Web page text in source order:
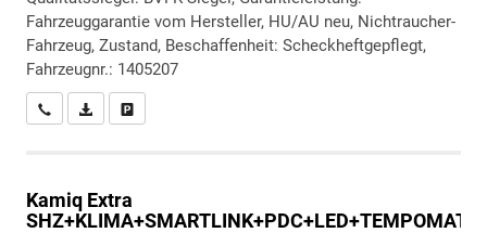
Fahrzeuggarantie vom Hersteller, HU/AU neu, Nichtraucher-
Fahrzeug, Zustand, Beschaffenheit: Scheckheftgepflegt,
Fahrzeugnr.: 1405207
Wir rufen Sie anPDF-Datei, Fahrzeugexposé drucken
Kamiq Extra
SHZ+KLIMA+SMARTLINK+PDC+LED+TEMPOMAT